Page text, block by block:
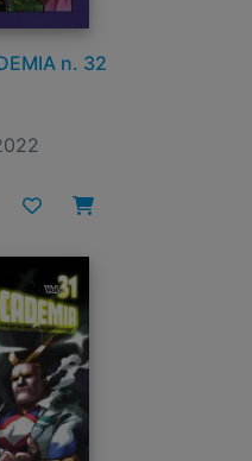
n. 32